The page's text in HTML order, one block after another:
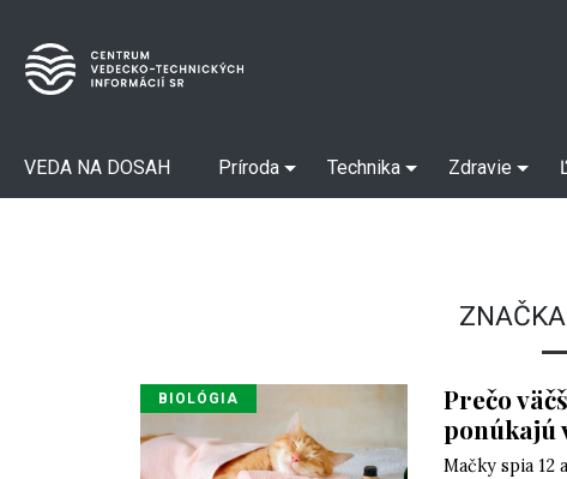
VEDA NA DOSAH Príroda Technika Zdravie
BIOLÓGIA
Prečo
ponúkajú
Mačky spia 12